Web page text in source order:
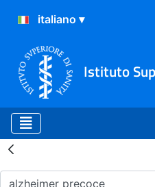
Istituto
Risultati